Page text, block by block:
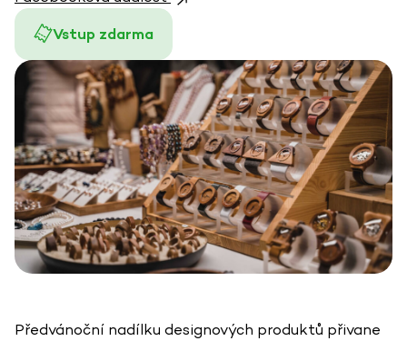
Vstup zdarma
Předvánoční nadílku designových produktů přivane